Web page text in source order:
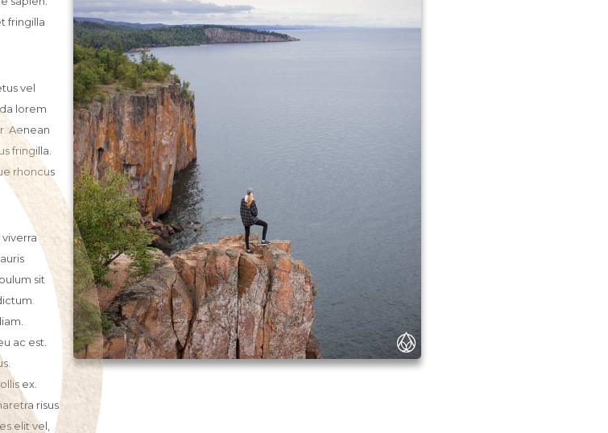
fringilla
vel
lorem
Aenean
fringilla.
rhoncus
viverra
sit
ac est.
ex.
risus
elit vel,